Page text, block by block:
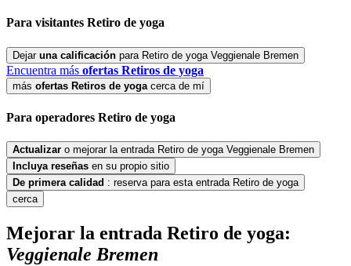
Para visitantes Retiro de yoga
Dejar una calificación para Retiro de yoga Veggienale Bremen
Encuentra más ofertas Retiros de yoga
más ofertas Retiros de yoga cerca de mí
Para operadores Retiro de yoga
Actualizar o mejorar la entrada Retiro de yoga Veggienale Bremen
Incluya reseñas en su propio sitio
De primera calidad : reserva para esta entrada Retiro de yoga
cerca
Mejorar la entrada Retiro de yoga:
Veggienale Bremen